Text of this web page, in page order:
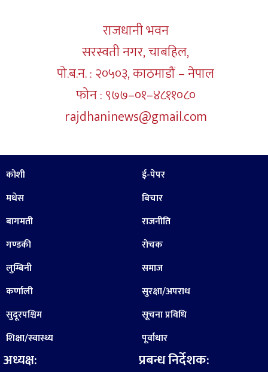
राजधानी भवन
सरस्वती नगर, चाबहिल,
पो.ब.न. : २०५०३, काठमाडौं – नेपाल
फोन : ९७७–०१–४८११०८०
rajdhaninews@gmail.com
कोशी
मधेस
बागमती
गण्डकी
लुम्बिनी
कर्णाली
सुदूरपश्चिम
शिक्षा/स्वास्थ्य
अध्यक्ष:
ई-पेपर
बिचार
राजनीति
रोचक
समाज
सुरक्षा/अपराध
सूचना प्रविधि
पूर्वाधार
प्रबन्ध निर्देशक: